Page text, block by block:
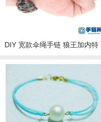
DIY 宽款伞绳手链 狼王加内特